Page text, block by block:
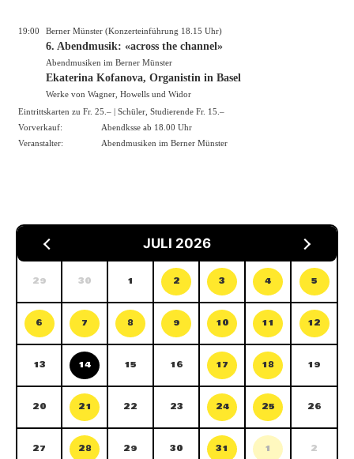
19:00 Berner Münster (Konzerteinführung 18.15 Uhr)
6. Abendmusik: «across the channel»
Abendmusiken im Berner Münster
Ekaterina Kofanova, Organistin in Basel
Werke von Wagner, Howells und Widor
Eintrittskarten zu Fr. 25.– | Schüler, Studierende Fr. 15.–
Vorverkauf:
Abendksse ab 18.00 Uhr
Veranstalter:
Abendmusiken im Berner Münster
JULI 2026
29 30 1 2 3 4 5
6 7 8 9 10 11 12
13 14 15 16 17 18 19
20 21 22 23 24 25 26
27 28 29 30 31 1 2